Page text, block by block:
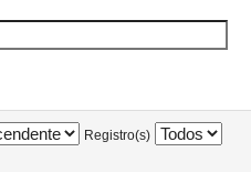
Registro(s)